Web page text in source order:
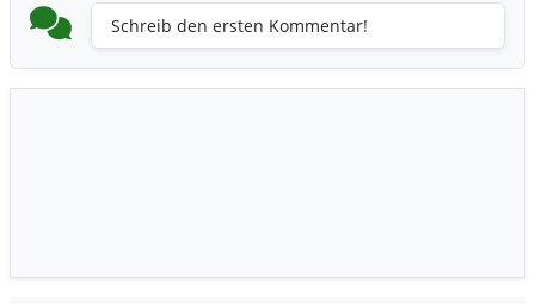
Schreib den ersten Kommentar!